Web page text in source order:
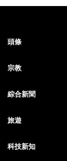
頭條
宗教
綜合新聞
旅遊
科技新知